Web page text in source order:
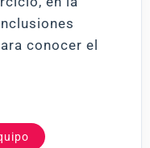
conocer el